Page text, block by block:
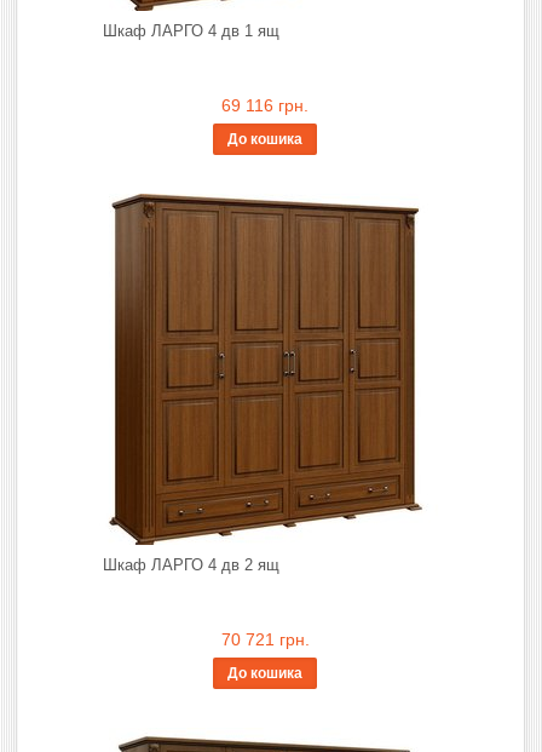
Шкаф ЛАРГО 4 дв 1 ящ
69 116 грн.
До кошика
Шкаф ЛАРГО 4 дв 2 ящ
70 721 грн.
До кошика